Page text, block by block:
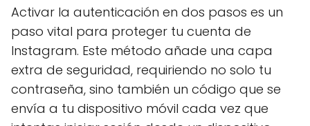
Activar la autenticación en dos pasos es un
paso vital para proteger tu cuenta de
Instagram. Este método añade una capa
extra de seguridad, requiriendo no solo tu
contraseña, sino también un código que se
envía a tu dispositivo móvil cada vez que